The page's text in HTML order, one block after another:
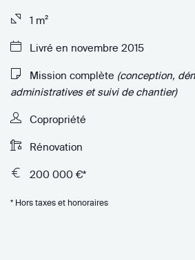
1 m²
Livré en novembre 2015
Mission complète (conception,
administratives et suivi de chantier)
Copropriété
Rénovation
200 000 €*
* Hors taxes et honoraires